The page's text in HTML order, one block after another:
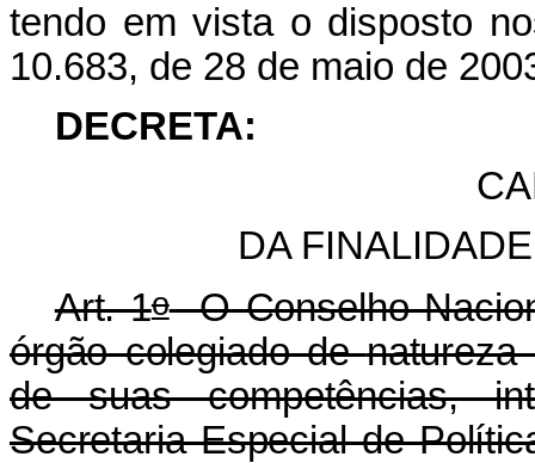
tendo em vista o disposto
10.683, de 28 de maio de
DECRETA:
DA
Art. 1oO Conselho
órgão colegiado denatureza
de suas competências,
Secretaria Especial de